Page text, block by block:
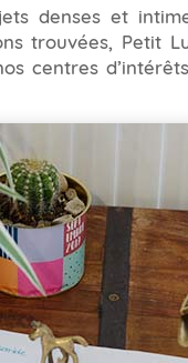
denses et
trouvées, Petit
centres